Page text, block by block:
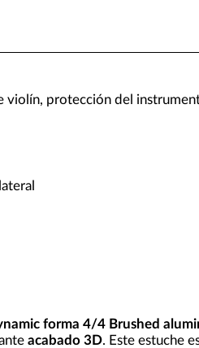
violín, protección del
forma 4/4 Brushed
acabado 3D. Este estuche